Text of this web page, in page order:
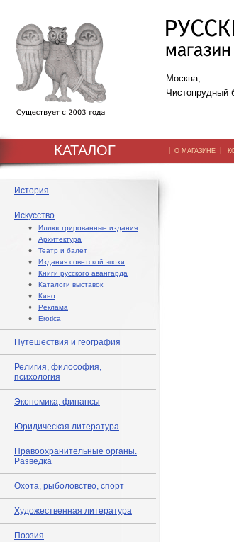
Москва,
Чистопрудный
КАТАЛОГ | О МАГАЗИНЕ |
История
Искусство
♦ Иллюстрированные издания
♦ Архитектура
♦ Театр и балет
♦ Издания советской эпохи
♦ Книги русского авангарда
♦ Каталоги выставок
♦ Кино
♦ Реклама
♦ Erotica
Путешествия и география
Религия, философия,
психология
Экономика, финансы
Юридическая литература
Правоохранительные органы.
Разведка
Охота, рыболовство, спорт
Художественная литература
Поэзия